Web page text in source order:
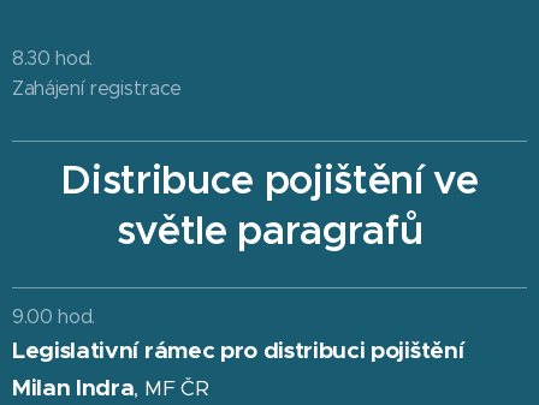
8.30 hod.
Zahájení registrace
Distribuce pojištění ve
světle paragrafů
9.00 hod.
Legislativní rámec pro distribuci pojištění
Milan Indra, MF ČR